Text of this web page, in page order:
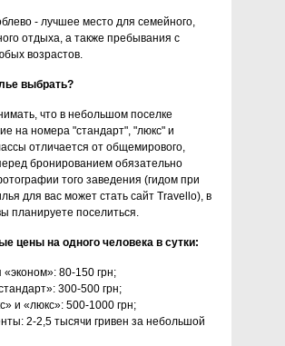
- лучшее место для семейного,
отдыха, а также пребывания с
возрастов.
выбрать?
что в небольшом поселке
на номера "стандарт", "люкс" и
отличается от общемирового,
бронированием обязательно
того заведения (гидом при
для вас может стать сайт Travello), в
планируете поселиться.
цены на одного человека в сутки:
«эконом»: 80-150 грн;
300-500 грн;
и «люкс»: 500-1000 грн;
2-2,5 тысячи гривен за небольшой